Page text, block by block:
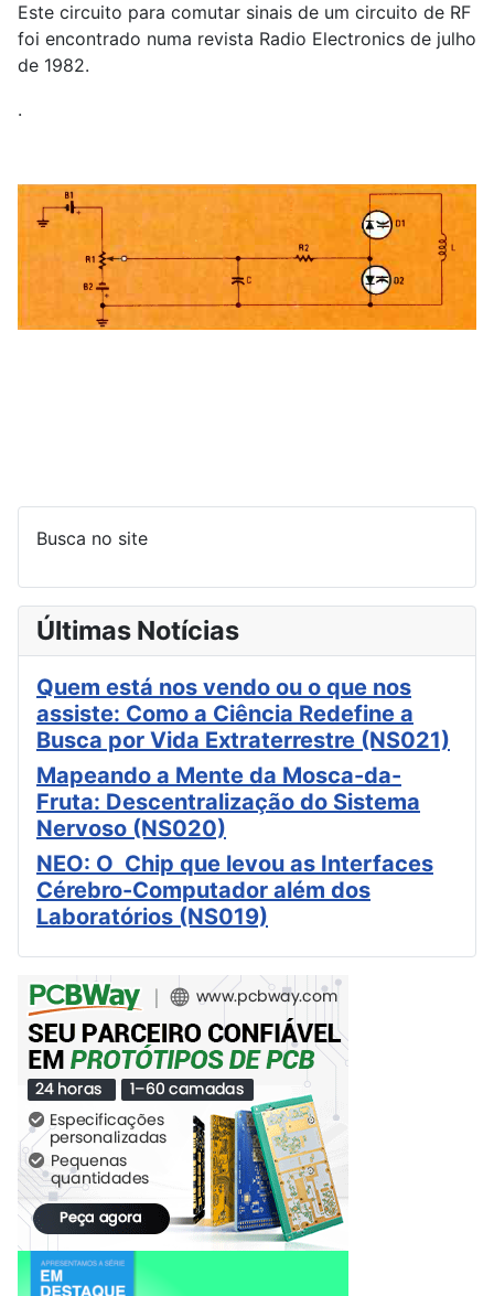
Este circuito para comutar sinais de um circuito de RF
foi encontrado numa revista Radio Electronics de julho
de 1982.
.
Busca no site
Últimas Notícias
Quem está nos vendo ou o que nos
assiste: Como a Ciência Redefine a
Busca por Vida Extraterrestre (NS021)
Mapeando a Mente da Mosca-da-
Fruta: Descentralização do Sistema
Nervoso (NS020)
NEO: O Chip que levou as Interfaces
Cérebro-Computador além dos
Laboratórios (NS019)